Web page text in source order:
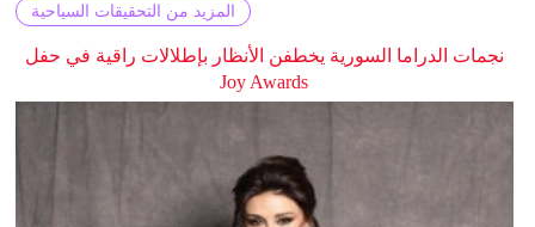
المزيد من التحقيقات السياحية
نجمات الدراما السورية يخطفن الأنظار بإطلالات راقية في حفل
Joy Awards